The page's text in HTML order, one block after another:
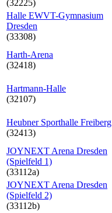
(32225)
Halle EWVT-Gymnasium
Dresden
(33308)
Harth-Arena
(32418)
Hartmann-Halle
(32107)
Heubner Sporthalle Freiberg
(32413)
JOYNEXT Arena Dresden
(Spielfeld 1)
(33112a)
JOYNEXT Arena Dresden
(Spielfeld 2)
(33112b)